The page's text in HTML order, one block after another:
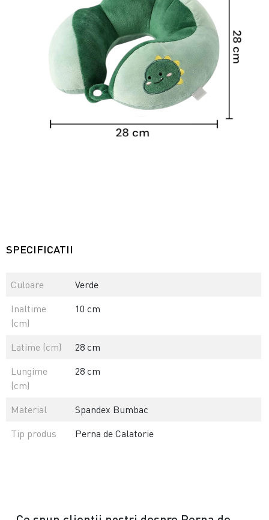
SPECIFICATII
Culoare
Verde
Inaltime
(cm)
10 cm
Latime (cm)
28 cm
Lungime
(cm)
28 cm
Material
Spandex Bumbac
Tip produs
Perna de Calatorie